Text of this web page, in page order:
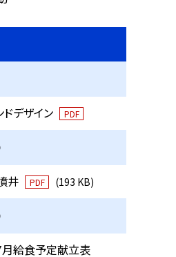
ドデザイン PDF
井 PDF (193 KB)
給食予定献立表